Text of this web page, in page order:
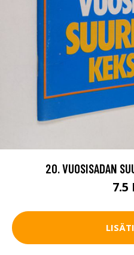
20. VUOSISADAN
7.5